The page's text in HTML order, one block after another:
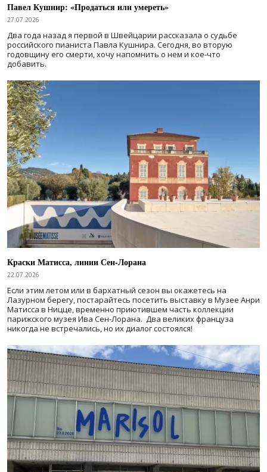
Павел Кушнир: «Продаться или умереть»
27.07.2026
Два года назад я первой в Швейцарии рассказала о судьбе
российского пианиста Павла Кушнира. Сегодня, во вторую
годовщину его смерти, хочу напомнить о нем и кое-что
добавить.
Краски Матисса, линии Сен-Лорана
22.07.2026
Если этим летом или в бархатный сезон вы окажетесь на
Лазурном берегу, постарайтесь посетить выставку в Музее Анри
Матисса в Ницце, временно приютившем часть коллекции
парижского музея Ива Сен-Лорана. Два великих француза
никогда не встречались, но их диалог состоялся!